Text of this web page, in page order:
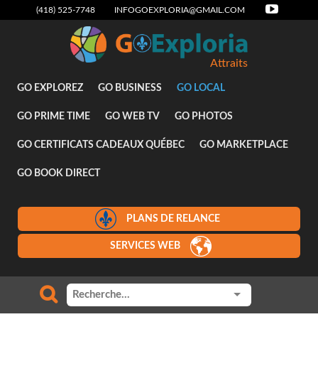
(418) 525-7748 INFOGOEXPLORIA@GMAIL.COM
Attraits
GO EXPLOREZ GO BUSINESS GO LOCAL
GO PRIME TIME GO WEB TV GO PHOTOS
GO CERTIFICATS CADEAUX QUÉBEC GO MARKETPLACE
GO BOOK DIRECT
PLANS DE RELANCE
SERVICES WEB